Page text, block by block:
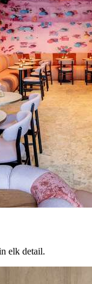
elk detail.